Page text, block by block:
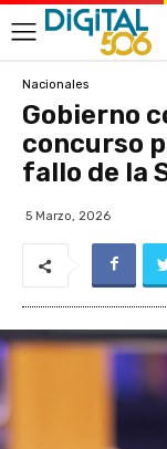
Nacionales
Gobierno
concurso
fallo de la
5 Marzo, 2026